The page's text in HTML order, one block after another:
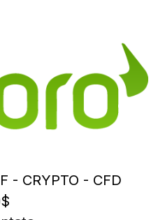
- CRYPTO - CFD